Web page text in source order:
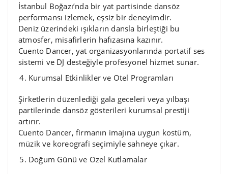
İstanbul Boğazı’nda bir yat partisinde dansöz
performansı izlemek, eşsiz bir deneyimdir.
Deniz üzerindeki ışıkların dansla birleştiği bu
atmosfer, misafirlerin hafızasına kazınır.
Cuento Dancer, yat organizasyonlarında portatif ses
sistemi ve DJ desteğiyle profesyonel hizmet sunar.
Kurumsal Etkinlikler ve Otel Programları
Şirketlerin düzenlediği gala geceleri veya yılbaşı
partilerinde dansöz gösterileri kurumsal prestiji
artırır.
Cuento Dancer, firmanın imajına uygun kostüm,
müzik ve koreografi seçimiyle sahneye çıkar.
Doğum Günü ve Özel Kutlamalar